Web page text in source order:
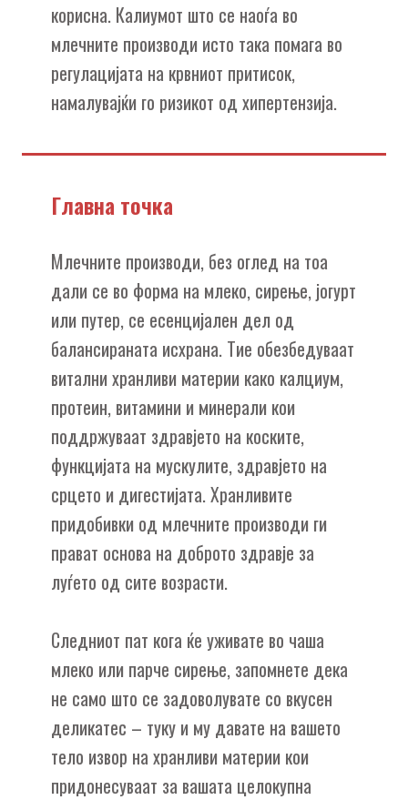
корисна. Калиумот што се наоѓа во
млечните производи исто така помага во
регулацијата на крвниот притисок,
намалувајќи го ризикот од хипертензија.
Главна точка
Млечните производи, без оглед на тоа
дали се во форма на млеко, сирење, јогурт
или путер, се есенцијален дел од
балансираната исхрана. Тие обезбедуваат
витални хранливи материи како калциум,
протеин, витамини и минерали кои
поддржуваат здравјето на коските,
функцијата на мускулите, здравјето на
срцето и дигестијата. Хранливите
придобивки од млечните производи ги
прават основа на доброто здравје за
луѓето од сите возрасти.
Следниот пат кога ќе уживате во чаша
млеко или парче сирење, запомнете дека
не само што се задоволувате со вкусен
деликатес – туку и му давате на вашето
тело извор на хранливи материи кои
придонесуваат за вашата целокупна